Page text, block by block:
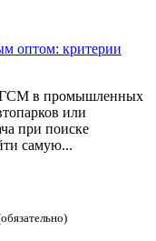
оптом: критерии
ГСМ в промышленных
или
при поиске
самую...